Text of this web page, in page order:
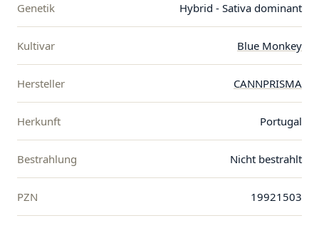
Genetik Hybrid - Sativa dominant
Kultivar Blue Monkey
Hersteller CANNPRISMA
Herkunft Portugal
Bestrahlung Nicht bestrahlt
PZN 19921503